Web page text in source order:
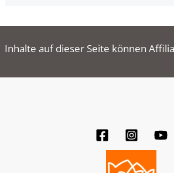
Inhalte auf dieser Seite können